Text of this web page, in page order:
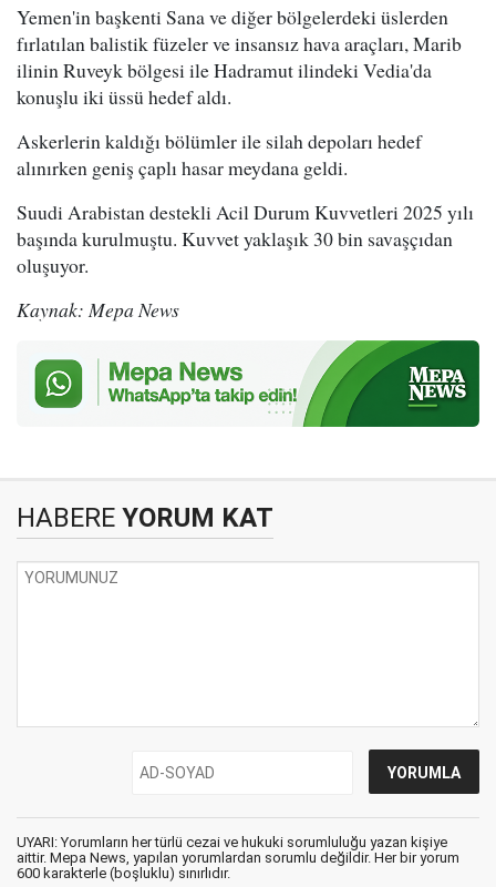
Yemen'in başkenti Sana ve diğer bölgelerdeki üslerden
fırlatılan balistik füzeler ve insansız hava araçları, Marib
ilinin Ruveyk bölgesi ile Hadramut ilindeki Vedia'da
konuşlu iki üssü hedef aldı.
Askerlerin kaldığı bölümler ile silah depoları hedef
alınırken geniş çaplı hasar meydana geldi.
Suudi Arabistan destekli Acil Durum Kuvvetleri 2025 yılı
başında kurulmuştu. Kuvvet yaklaşık 30 bin savaşçıdan
oluşuyor.
Kaynak: Mepa News
HABERE YORUM KAT
UYARI: Yorumların her türlü cezai ve hukuki sorumluluğu yazan kişiye
aittir. Mepa News, yapılan yorumlardan sorumlu değildir. Her bir yorum
600 karakterle (boşluklu) sınırlıdır.